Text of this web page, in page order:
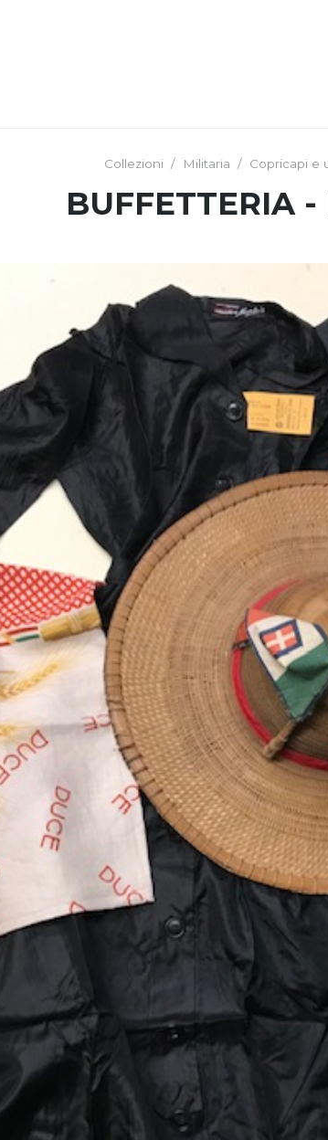
Collezioni / Militaria / Copricapi e
BUFFETTERIA